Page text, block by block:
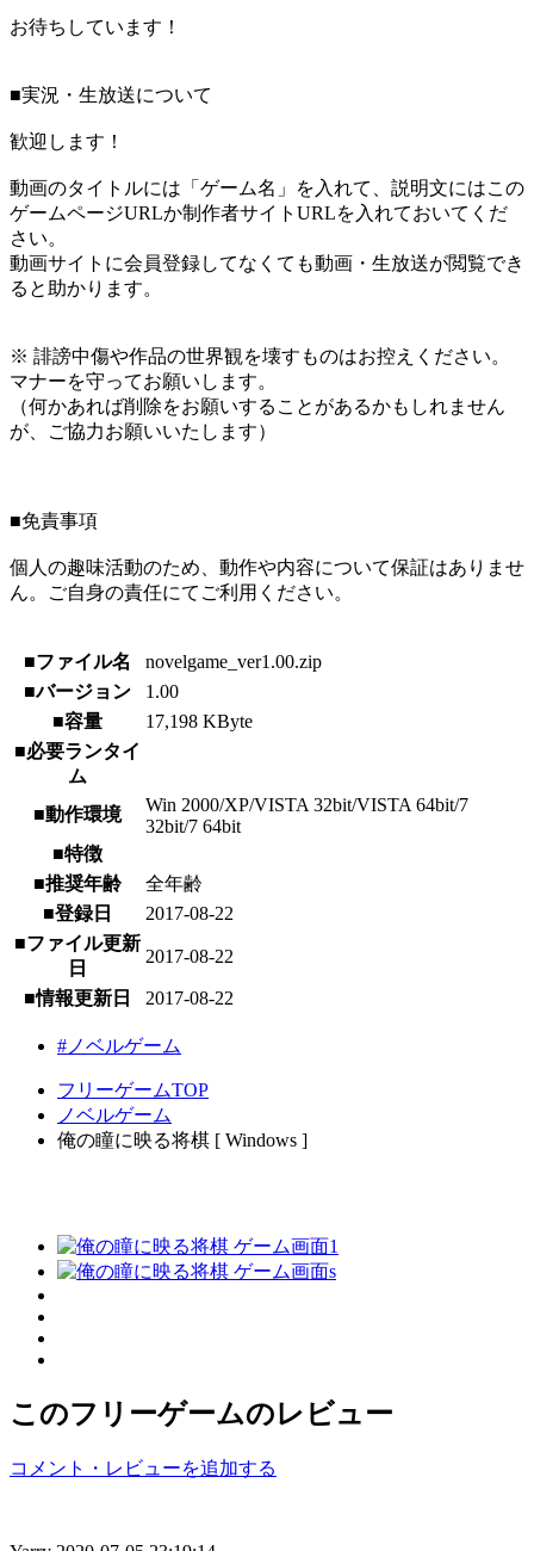
お待ちしています！
■実況・生放送について
歓迎します！
動画のタイトルには「ゲーム名」を入れて、説明文にはこの
ゲームページURLか制作者サイトURLを入れておいてくだ
さい。
動画サイトに会員登録してなくても動画・生放送が閲覧でき
ると助かります。
※ 誹謗中傷や作品の世界観を壊すものはお控えください。
マナーを守ってお願いします。
（何かあれば削除をお願いすることがあるかもしれません
が、ご協力お願いいたします）
■免責事項
個人の趣味活動のため、動作や内容について保証はありませ
ん。ご自身の責任にてご利用ください。
■ファイル名
novelgame_ver1.00.zip
■バージョン
1.00
■容量
17,198 KByte
■必要ランタイ
ム
■動作環境
Win 2000/XP/VISTA 32bit/VISTA 64bit/7
32bit/7 64bit
■特徴
■推奨年齢
全年齢
■登録日
2017-08-22
■ファイル更新
日
2017-08-22
■情報更新日 2017-08-22
#ノベルゲーム
フリーゲームTOP
ノベルゲーム
俺の瞳に映る将棋 [ Windows ]
このフリーゲームのレビュー
コメント・レビューを追加する